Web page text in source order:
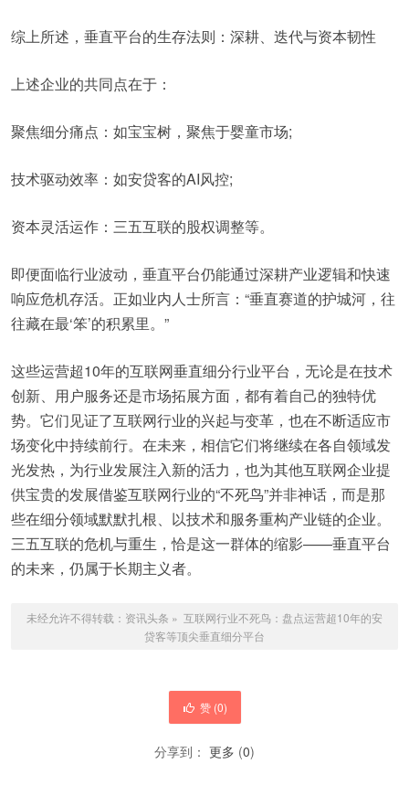
综上所述，垂直平台的生存法则：深耕、迭代与资本韧性
上述企业的共同点在于：
聚焦细分痛点：如宝宝树，聚焦于婴童市场;
技术驱动效率：如安贷客的AI风控;
资本灵活运作：三五互联的股权调整等。
即便面临行业波动，垂直平台仍能通过深耕产业逻辑和快速
响应危机存活。正如业内人士所言：“垂直赛道的护城河，往
往藏在最‘笨’的积累里。”
这些运营超10年的互联网垂直细分行业平台，无论是在技术
创新、用户服务还是市场拓展方面，都有着自己的独特优
势。它们见证了互联网行业的兴起与变革，也在不断适应市
场变化中持续前行。在未来，相信它们将继续在各自领域发
光发热，为行业发展注入新的活力，也为其他互联网企业提
供宝贵的发展借鉴互联网行业的“不死鸟”并非神话，而是那
些在细分领域默默扎根、以技术和服务重构产业链的企业。
三五互联的危机与重生，恰是这一群体的缩影——垂直平台
的未来，仍属于长期主义者。
未经允许不得转载： 资讯头条 » ​ 互联网行业不死鸟：盘点运营超10年的安
贷客等顶尖垂直细分平台
赞 (0)
分享到： 更多 (0)